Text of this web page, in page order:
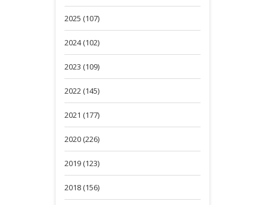
2025 (107)
2024 (102)
2023 (109)
2022 (145)
2021 (177)
2020 (226)
2019 (123)
2018 (156)